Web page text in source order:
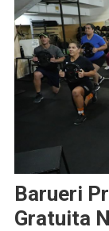
Barueri
Gratuita